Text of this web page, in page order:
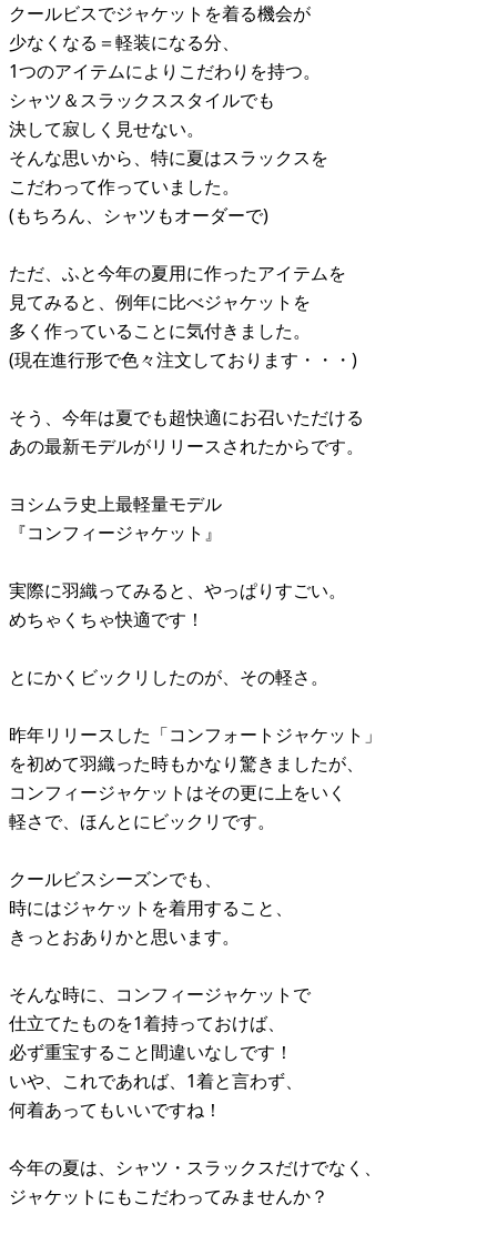
クールビスでジャケットを着る機会が
少なくなる＝軽装になる分、
1つのアイテムによりこだわりを持つ。
シャツ＆スラックススタイルでも
決して寂しく見せない。
そんな思いから、特に夏はスラックスを
こだわって作っていました。
(もちろん、シャツもオーダーで)
ただ、ふと今年の夏用に作ったアイテムを
見てみると、例年に比べジャケットを
多く作っていることに気付きました。
(現在進行形で色々注文しております・・・)
そう、今年は夏でも超快適にお召いただける
あの最新モデルがリリースされたからです。
ヨシムラ史上最軽量モデル
『コンフィージャケット』
実際に羽織ってみると、やっぱりすごい。
めちゃくちゃ快適です！
とにかくビックリしたのが、その軽さ。
昨年リリースした「コンフォートジャケット」
を初めて羽織った時もかなり驚きましたが、
コンフィージャケットはその更に上をいく
軽さで、ほんとにビックリです。
クールビスシーズンでも、
時にはジャケットを着用すること、
きっとおありかと思います。
そんな時に、コンフィージャケットで
仕立てたものを1着持っておけば、
必ず重宝すること間違いなしです！
いや、これであれば、1着と言わず、
何着あってもいいですね！
今年の夏は、シャツ・スラックスだけでなく、
ジャケットにもこだわってみませんか？